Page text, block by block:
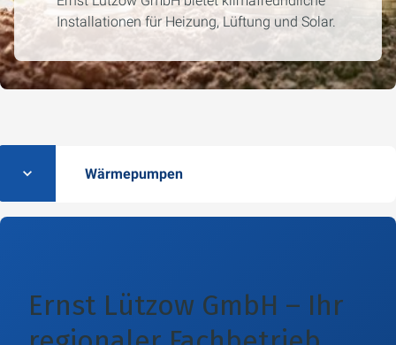
Installationen für Heizung, Lüftung und Solar.
Wärmepumpen
Ernst Lützow GmbH – Ihr